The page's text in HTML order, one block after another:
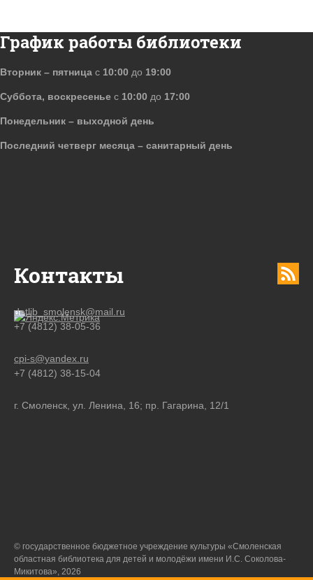
Контакты
detlib_smolensk@mail.ru
+7 (4812) 38-05-36
cpi-s@yandex.ru
+7 (4812) 38-15-04
г. Смоленск, ул. Ленина, 16; пр. Гагарина, 12/1
График работы библиотеки
Вторник – пятница с 10:00 до 19:00
Суббота, воскресенье с 10:00 до 17:00
Понедельник – выходной день
Последний четверг месяца – санитарный день
© государственное бюджетное учреждение культуры «Смоленская
областная библиотека для детей и молодёжи имени И.С. Соколова-
Микитова», 2026